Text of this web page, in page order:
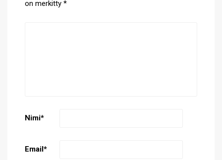
on merkitty *
Nimi*
Email*